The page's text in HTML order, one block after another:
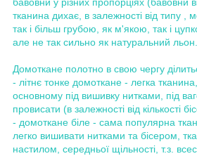
бавовни у різних пропорціях (бавовни
тканина дихає, в залежності від типу ,
так і більш грубою, як м'якою, так і
але не так сильно як натуральний льон.
Домоткане полотно в свою чергу
- літнє тонке домоткане - легка
основному під вишивку нитками, під
провисати (в залежності від кількості
- домоткане біле - сама популярна
легко вишивати нитками та бісером,
настилом, середньої щільності, т.з.